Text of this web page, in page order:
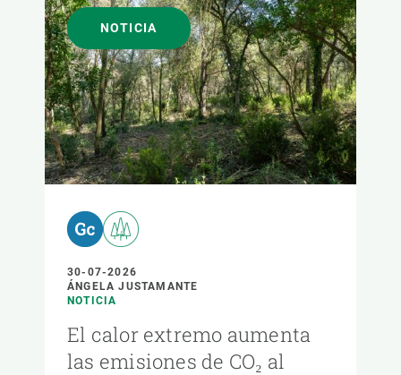
NOTICIA
30-07-2026
ÁNGELA JUSTAMANTE
NOTICIA
El calor extremo aumenta
las emisiones de CO₂ al